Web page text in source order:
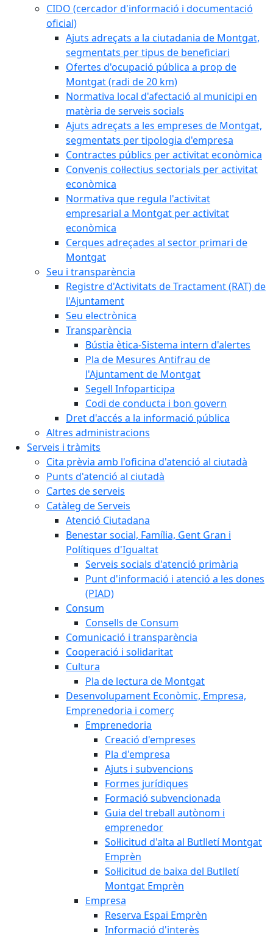
CIDO (cercador d'informació i documentació
oficial)
Ajuts adreçats a la ciutadania de Montgat,
segmentats per tipus de beneficiari
Ofertes d'ocupació pública a prop de
Montgat (radi de 20 km)
Normativa local d'afectació al municipi en
matèria de serveis socials
Ajuts adreçats a les empreses de Montgat,
segmentats per tipologia d'empresa
Contractes públics per activitat econòmica
Convenis col·lectius sectorials per activitat
econòmica
Normativa que regula l'activitat
empresarial a Montgat per activitat
econòmica
Cerques adreçades al sector primari de
Montgat
Seu i transparència
Registre d'Activitats de Tractament (RAT) de
l'Ajuntament
Seu electrònica
Transparència
Bústia ètica-Sistema intern d'alertes
Pla de Mesures Antifrau de
l'Ajuntament de Montgat
Segell Infoparticipa
Codi de conducta i bon govern
Dret d'accés a la informació pública
Altres administracions
Serveis i tràmits
Cita prèvia amb l'oficina d'atenció al ciutadà
Punts d'atenció al ciutadà
Cartes de serveis
Catàleg de Serveis
Atenció Ciutadana
Benestar social, Família, Gent Gran i
Polítiques d'Igualtat
Serveis socials d'atenció primària
Punt d'informació i atenció a les dones
(PIAD)
Consum
Consells de Consum
Comunicació i transparència
Cooperació i solidaritat
Cultura
Pla de lectura de Montgat
Desenvolupament Econòmic, Empresa,
Emprenedoria i comerç
Emprenedoria
Creació d'empreses
Pla d'empresa
Ajuts i subvencions
Formes jurídiques
Formació subvencionada
Guia del treball autònom i
emprenedor
Sol·licitud d'alta al Butlletí Montgat
Emprèn
Sol·licitud de baixa del Butlletí
Montgat Emprèn
Empresa
Reserva Espai Emprèn
Informació d'interès